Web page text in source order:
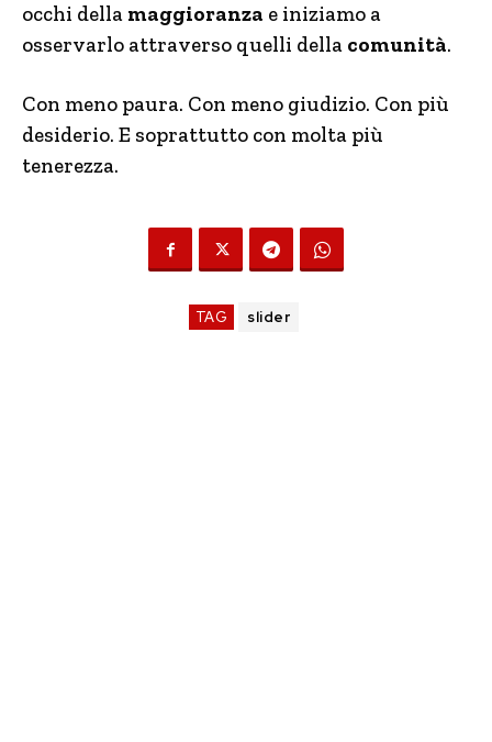
occhi della maggioranza e iniziamo a
osservarlo attraverso quelli della comunità.
Con meno paura. Con meno giudizio. Con più
desiderio. E soprattutto con molta più
tenerezza.
TAG slider